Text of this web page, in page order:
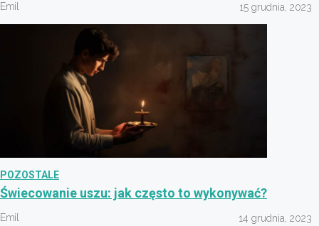
Emil 15 grudnia, 2023
POZOSTALE
Świecowanie uszu: jak często to wykonywać?
Emil 14 grudnia, 2023